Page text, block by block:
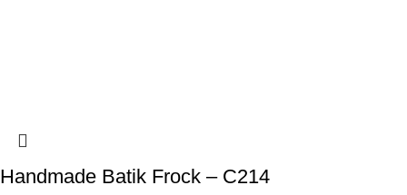
Handmade Batik Frock – C214